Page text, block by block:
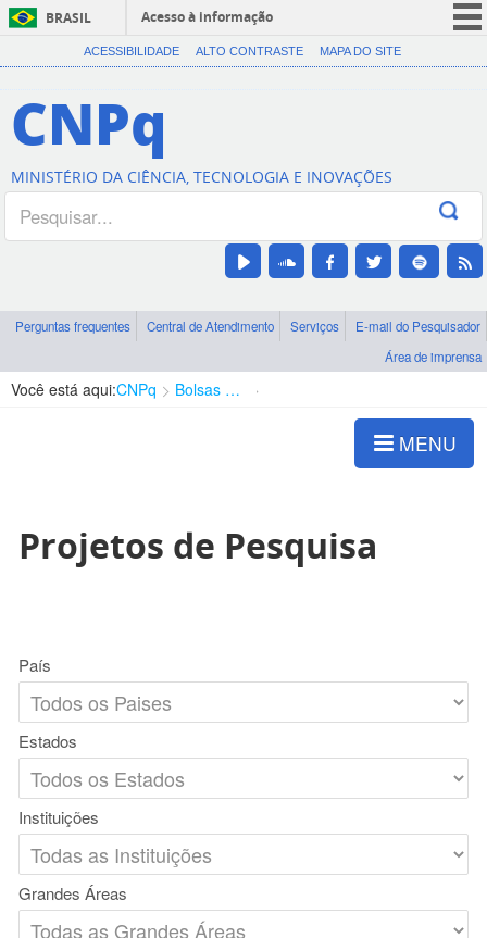
BRASIL
Acesso à informação
CORONAVÍRUS (COVID-19)
Canais
ACESSIBILIDADE ALTO CONTRASTE MAPA DO SITE
CNPq
MINISTÉRIO DA CIÊNCIA, TECNOLOGIA E INOVAÇÕES
Perguntas frequentes Central de Atendimento Serviços
E-mail do Pesquisador
Área de imprensa
Você está aqui:CNPq Bolsas e Auxílios Vigentes
MENU
Projetos de Pesquisa
País
Estados
Instituições
Grandes Áreas